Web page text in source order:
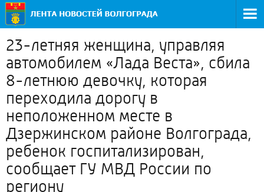
23-летняя женщина, управляя
автомобилем «Лада Веста», сбила
8-летнюю девочку, которая
переходила дорогу в
неположенном месте в
Дзержинском районе Волгограда,
ребенок госпитализирован,
сообщает ГУ МВД России по
региону